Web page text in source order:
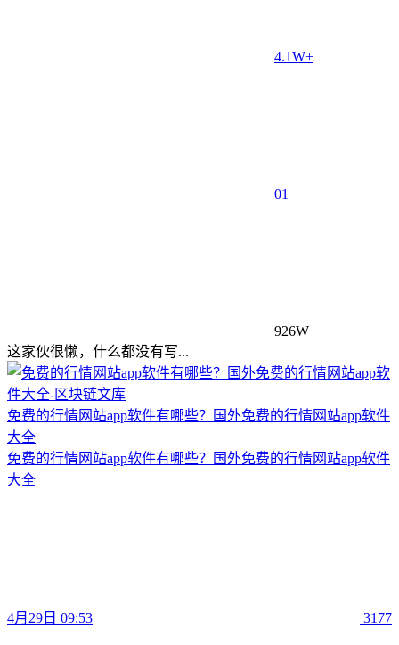
4.1W+
01
926W+
这家伙很懒，什么都没有写...
免费的行情网站app软件有哪些？国外免费的行情网站app软件
大全
免费的行情网站app软件有哪些？国外免费的行情网站app软件
大全
4月29日 09:53 3177